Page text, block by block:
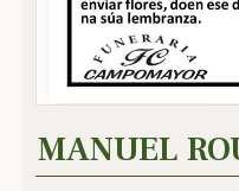
MANUEL